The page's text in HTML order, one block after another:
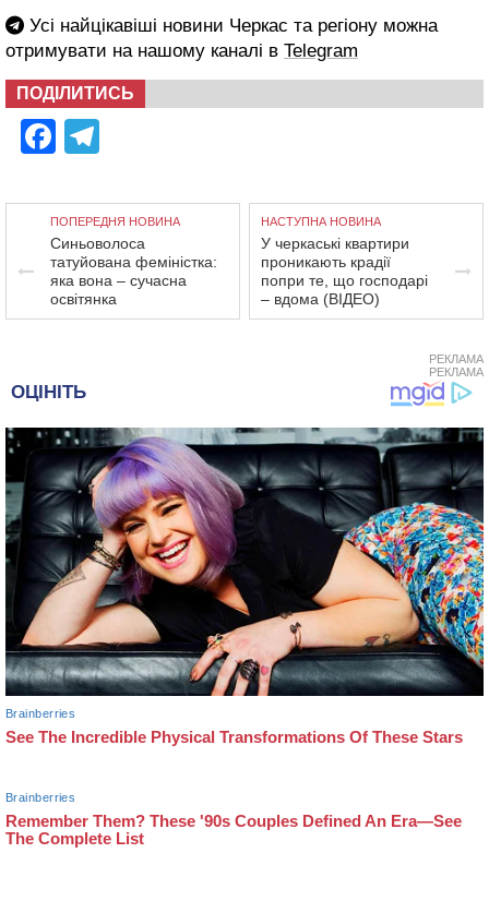
Усі найцікавіші новини Черкас та регіону можна
отримувати на нашому каналі в Telegram
ПОДІЛИТИСЬ
Facebook
ПОПЕРЕДНЯ НОВИНА
Синьоволоса
татуйована феміністка:
яка вона – сучасна
освітянка
НАСТУПНА НОВИНА
У черкаські квартири
проникають крадії
попри те, що господарі
– вдома (ВІДЕО)
РЕКЛАМА
РЕКЛАМА